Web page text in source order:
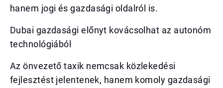
hanem jogi és gazdasági oldalról is.
Dubai gazdasági előnyt kovácsolhat az autonóm
technológiából
Az önvezető taxik nemcsak közlekedési
fejlesztést jelentenek, hanem komoly gazdasági